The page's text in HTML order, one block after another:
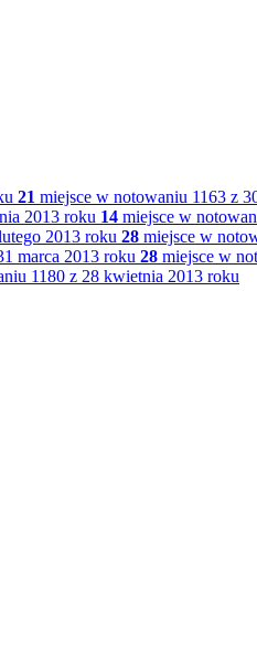
21 miejsce w notowaniu 1163 z
2013 roku 14 miejsce w
2013 roku 28 miejsce w
marca 2013 roku 28 miejsce w
1180 z 28 kwietnia 2013 roku